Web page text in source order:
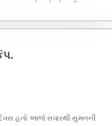
કરવાનો હતો એ જમીન
હતો આજે સવારથી સુમનની